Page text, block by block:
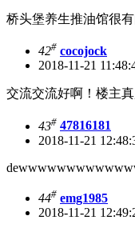
桥头堡养生推油馆很
42# cocojock
2018-11-21
交流交流好啊！楼主
43# 47816181
2018-11-21
44# emg1985
2018-11-21